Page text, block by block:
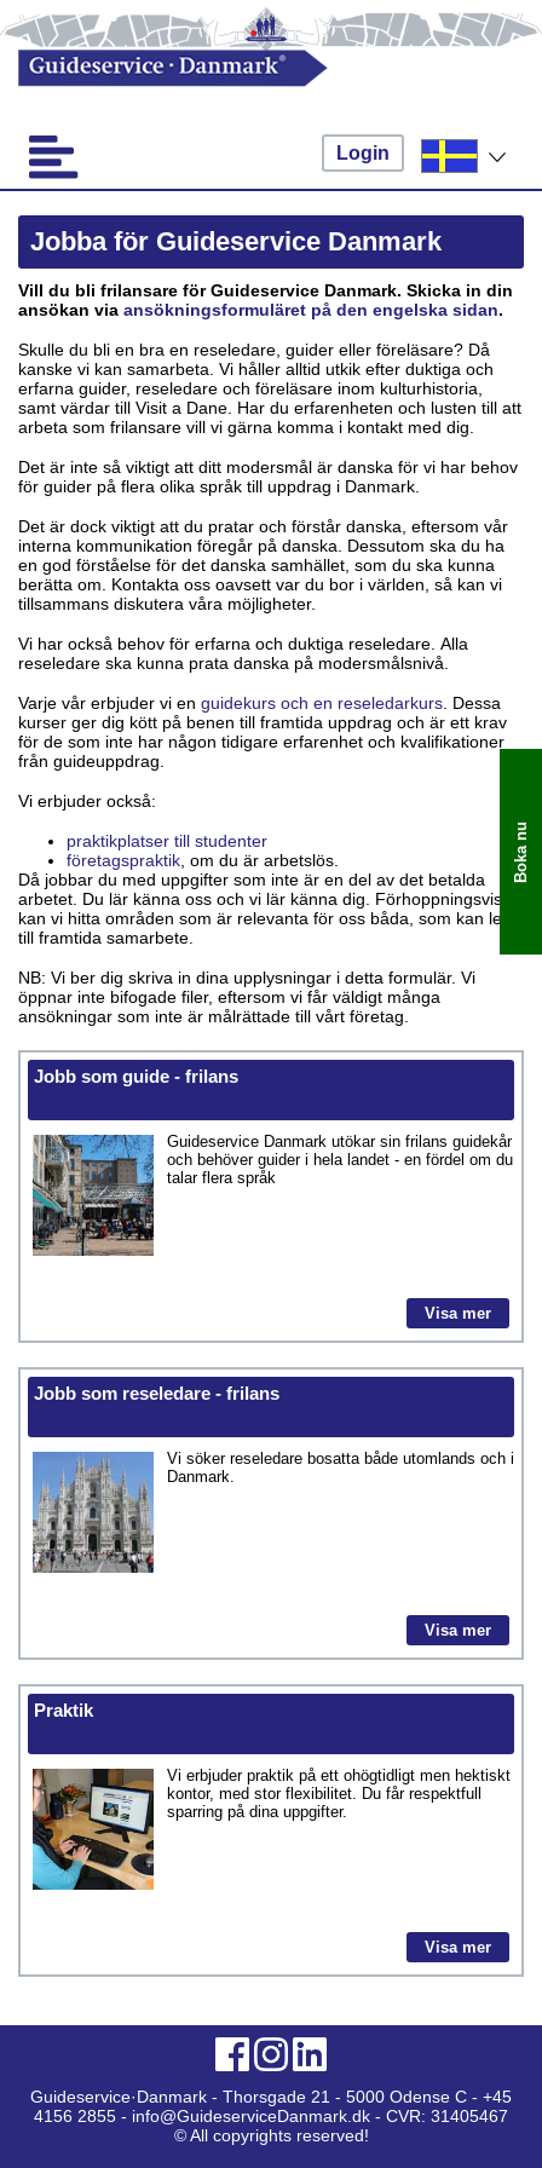
Login
Jobba för Guideservice Danmark
Vill du bli frilansare för Guideservice Danmark. Skicka in din
ansökan via ansökningsformuläret på den engelska sidan.
Skulle du bli en bra en reseledare, guider eller föreläsare? Då
kanske vi kan samarbeta. Vi håller alltid utkik efter duktiga och
erfarna guider, reseledare och föreläsare inom kulturhistoria,
samt värdar till Visit a Dane. Har du erfarenheten och lusten till att
arbeta som frilansare vill vi gärna komma i kontakt med dig.
Det är inte så viktigt att ditt modersmål är danska för vi har behov
för guider på flera olika språk till uppdrag i Danmark.
Det är dock viktigt att du pratar och förstår danska, eftersom vår
interna kommunikation föregår på danska. Dessutom ska du ha
en god förståelse för det danska samhället, som du ska kunna
berätta om. Kontakta oss oavsett var du bor i världen, så kan vi
tillsammans diskutera våra möjligheter.
Vi har också behov för erfarna och duktiga reseledare. Alla
reseledare ska kunna prata danska på modersmålsnivå.
Varje vår erbjuder vi en guidekurs och en reseledarkurs . Dessa
kurser ger dig kött på benen till framtida uppdrag och är ett krav
för de som inte har någon tidigare erfarenhet och kvalifikationer
från guideuppdrag.
Vi erbjuder också:
praktikplatser till studenter
företagspraktik , om du är arbetslös.
Då jobbar du med uppgifter som inte är en del av det betalda
arbetet. Du lär känna oss och vi lär känna dig. Förhoppningsvis
kan vi hitta områden som är relevanta för oss båda, som kan leda
till framtida samarbete.
NB: Vi ber dig skriva in dina upplysningar i detta formulär. Vi
öppnar inte bifogade filer, eftersom vi får väldigt många
ansökningar som inte är målrättade till vårt företag.
Jobb som guide - frilans
Guideservice Danmark utökar sin frilans guidekår
och behöver guider i hela landet - en fördel om du
talar flera språk
Visa mer
Jobb som reseledare - frilans
Vi söker reseledare bosatta både utomlands och i
Danmark.
Visa mer
Praktik
Vi erbjuder praktik på ett ohögtidligt men hektiskt
kontor, med stor flexibilitet. Du får respektfull
sparring på dina uppgifter.
Visa mer
Boka nu
Guideservice·Danmark - Thorsgade 21 - 5000 Odense C - +45
4156 2855 - info@GuideserviceDanmark.dk - CVR: 31405467
© All copyrights reserved!